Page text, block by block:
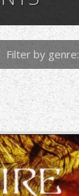
Filter by genre: